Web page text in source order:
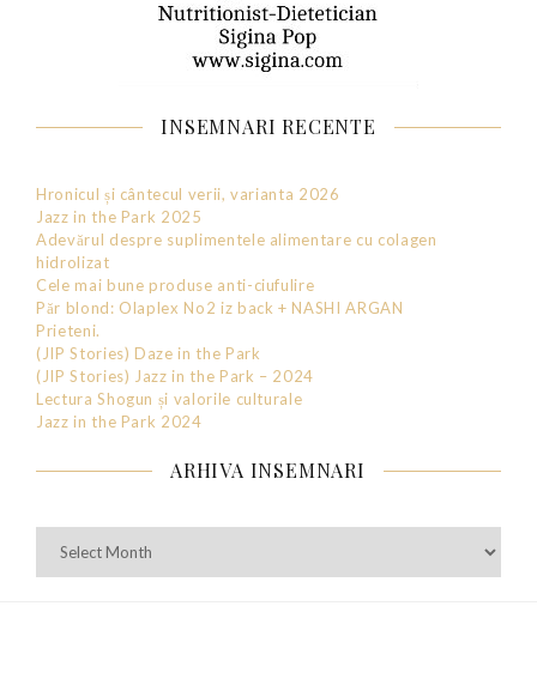
INSEMNARI RECENTE
Hronicul și cântecul verii, varianta 2026
Jazz in the Park 2025
Adevărul despre suplimentele alimentare cu colagen
hidrolizat
Cele mai bune produse anti-ciufulire
Păr blond: Olaplex No2 iz back + NASHI ARGAN
Prieteni.
(JIP Stories) Daze in the Park
(JIP Stories) Jazz in the Park – 2024
Lectura Shogun și valorile culturale
Jazz in the Park 2024
ARHIVA INSEMNARI
Insemnari